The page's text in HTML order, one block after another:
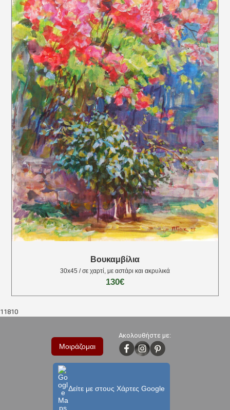
Βουκαμβίλια
30х45 / σε χαρτί, με αστάρι και ακρυλικά
130€
11810
Μοιράζομαι
Ακολουθήστε με:
Δείτε με στους Χάρτες Google